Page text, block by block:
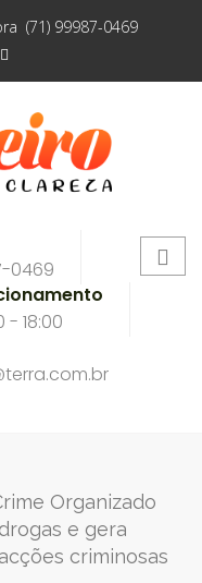
(71) 99987-0469
0469
- 18:00
Organizado
e gera
criminosas